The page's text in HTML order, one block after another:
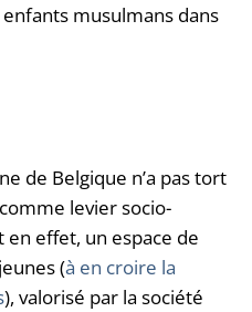
musulmans dans
de Belgique n’a pas tort
levier socio-
en effet, un espace de
(à en croire la
), valorisé par la société